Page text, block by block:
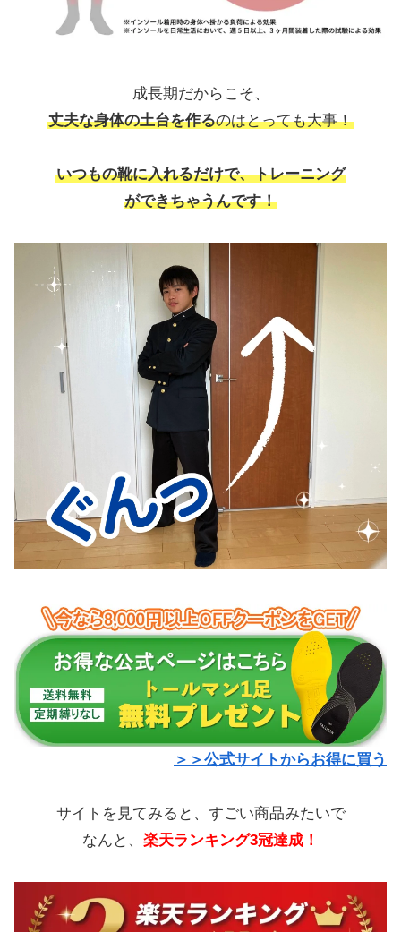
成長期だからこそ、
丈夫な身体の土台を作るのはとっても大事！
いつもの靴に入れるだけで、トレーニング
ができちゃうんです！
＞＞公式サイトからお得に買う
サイトを見てみると、すごい商品みたいで
なんと、 楽天ランキング3冠達成！